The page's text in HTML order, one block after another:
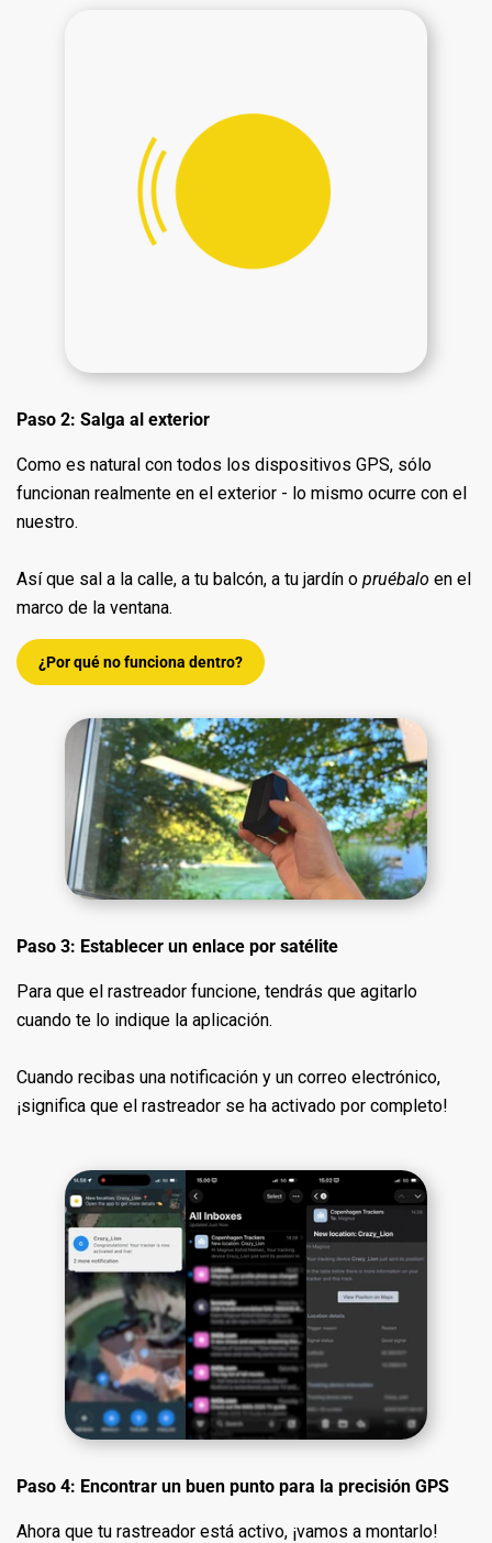
Paso 2: Salga al exterior
Como es natural con todos los dispositivos GPS, sólo
funcionan realmente en el exterior - lo mismo ocurre con el
nuestro.
Así que sal a la calle, a tu balcón, a tu jardín o pruébalo en el
marco de la ventana.
¿Por qué no funciona dentro?
Paso 3: Establecer un enlace por satélite
Para que el rastreador funcione, tendrás que agitarlo
cuando te lo indique la aplicación.
Cuando recibas una notificación y un correo electrónico,
¡significa que el rastreador se ha activado por completo!
Paso 4: Encontrar un buen punto para la precisión GPS
Ahora que tu rastreador está activo, ¡vamos a montarlo!